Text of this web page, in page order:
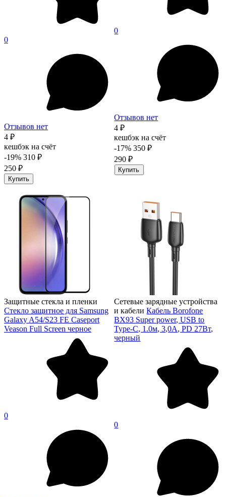
0
Отзывов нет
4 ₽
кешбэк на счёт
-19% 310 ₽
250 ₽
Купить
0
Отзывов нет
4 ₽
кешбэк на счёт
-17% 350 ₽
290 ₽
Купить
Защитные стекла и пленки
Стекло защитное для Samsung
Galaxy A54/S23 FE Caseport
Veason Full Screen черное
0
Сетевые зарядные устройства
и кабели Кабель Borofone
BX93 Super power, USB to
Type-C, 1.0м, 3,0А, PD 27Вт,
черный
0